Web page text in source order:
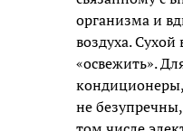
организма и
воздуха.
«освежить».
не